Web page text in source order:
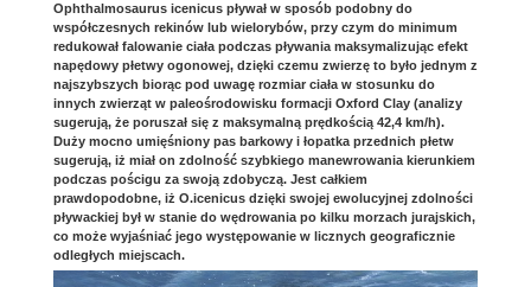
Ophthalmosaurus icenicus pływał w sposób podobny do
współczesnych rekinów lub wielorybów, przy czym do minimum
redukował falowanie ciała podczas pływania maksymalizując efekt
napędowy płetwy ogonowej, dzięki czemu zwierzę to było jednym z
najszybszych biorąc pod uwagę rozmiar ciała w stosunku do
innych zwierząt w paleośrodowisku formacji Oxford Clay (analizy
sugerują, że poruszał się z maksymalną prędkością 42,4 km/h).
Duży mocno umięśniony pas barkowy i łopatka przednich płetw
sugerują, iż miał on zdolność szybkiego manewrowania kierunkiem
podczas pościgu za swoją zdobyczą. Jest całkiem
prawdopodobne, iż O.icenicus dzięki swojej ewolucyjnej zdolności
pływackiej był w stanie do wędrowania po kilku morzach jurajskich,
co może wyjaśniać jego występowanie w licznych geograficznie
odległych miejscach.